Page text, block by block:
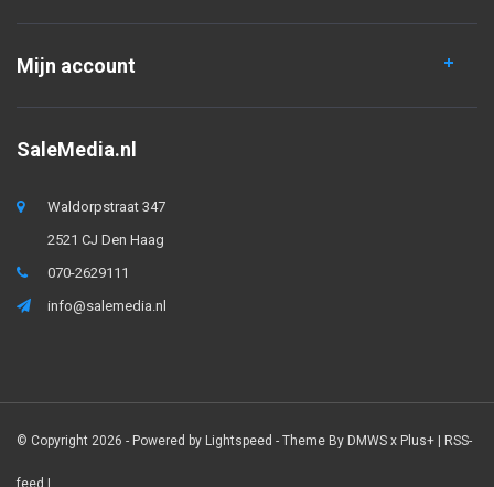
Mijn account
SaleMedia.nl
Waldorpstraat 347
2521 CJ Den Haag
070-2629111
info@salemedia.nl
© Copyright 2026 - Powered by Lightspeed - Theme By DMWS x Plus+ | RSS-
feed |